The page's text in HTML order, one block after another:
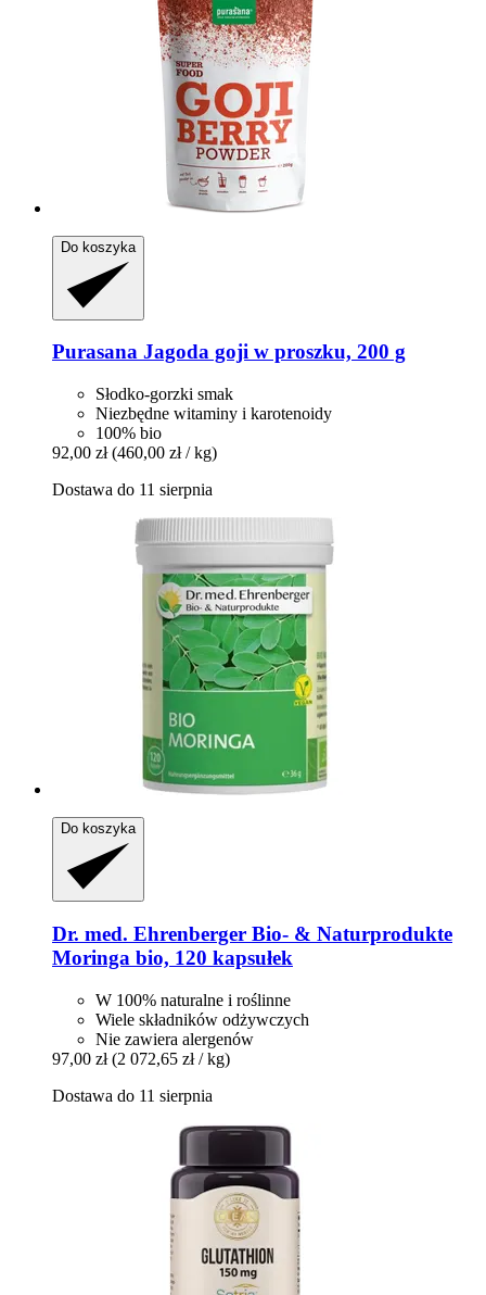
Do koszyka
Purasana Jagoda goji w proszku, 200 g
Słodko-gorzki smak
Niezbędne witaminy i karotenoidy
100% bio
92,00 zł (460,00 zł / kg)
Dostawa do 11 sierpnia
Do koszyka
Dr. med. Ehrenberger Bio- & Naturprodukte
Moringa bio, 120 kapsułek
W 100% naturalne i roślinne
Wiele składników odżywczych
Nie zawiera alergenów
97,00 zł (2 072,65 zł / kg)
Dostawa do 11 sierpnia